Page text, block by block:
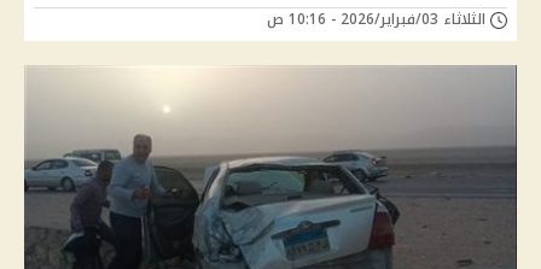
الثلاثاء 03/فبراير/2026 - 10:16 ص